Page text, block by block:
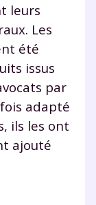
leurs
Les
été
issus
par
adapté
ils les ont
ajouté